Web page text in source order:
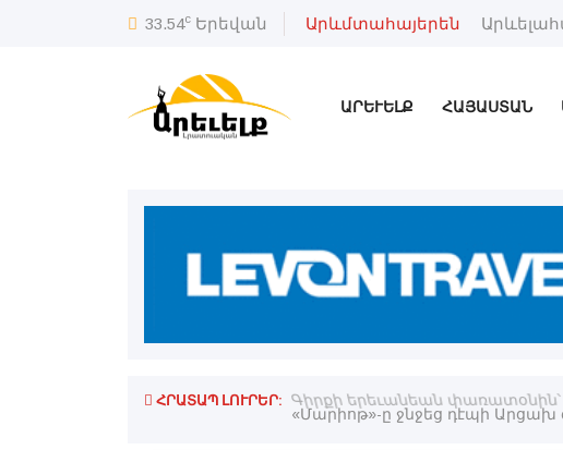
33.54c Երեվան Արևմտահայերեն
ԱՐԵՒԵԼՔ ՀԱՅԱՍՏԱՆ
ՀՐԱՏԱՊ ԼՈՒՐԵՐ: Գիրքի երեւանեան փառատօնին՝